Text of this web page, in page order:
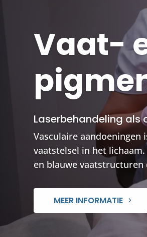
Vaat-
Laserbehandeling als
Vasculaire
vaatstelsel in het
en blauwe
MEER INFORMATIE